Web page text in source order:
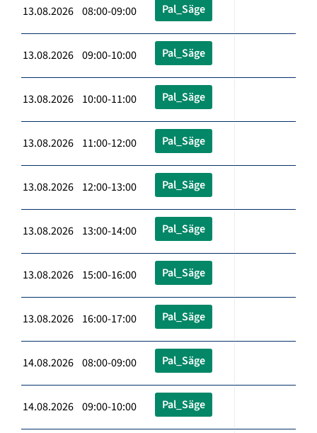
13.08.2026 08:00-09:00 Pal_Säge
13.08.2026 09:00-10:00 Pal_Säge
13.08.2026 10:00-11:00 Pal_Säge
13.08.2026 11:00-12:00 Pal_Säge
13.08.2026 12:00-13:00 Pal_Säge
13.08.2026 13:00-14:00 Pal_Säge
13.08.2026 15:00-16:00 Pal_Säge
13.08.2026 16:00-17:00 Pal_Säge
14.08.2026 08:00-09:00 Pal_Säge
14.08.2026 09:00-10:00 Pal_Säge